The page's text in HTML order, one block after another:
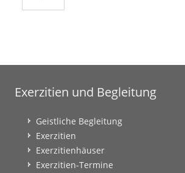
Exerzitien und Begleitung
Geistliche Begleitung
Exerzitien
Exerzitienhäuser
Exerzitien-Termine